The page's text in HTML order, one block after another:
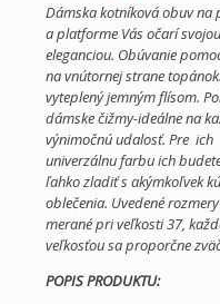
Dámska kotníková obuv na
a platforme Vás očarí svojou
eleganciou. Obúvanie
na vnútornej strane
vyteplený jemným flísom.
dámske čižmy-ideálne na
výnimočnú udalosť. Pre ich
univerzálnu farbu ich
ľahko zladiť s akýmkoľvek
oblečenia. Uvedené
merané pri veľkosti 37,
veľkosťou sa proporčne
POPIS PRODUKTU: